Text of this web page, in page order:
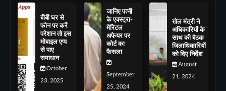
बीबी घर से
फोन पर करें
परेशान तो इस
मोबाइल एप्प
से पाए
समाधान
October
23, 2025
जानिए पत्नी
के एक्स्ट्रा-
मैरिटल
अफेयर पर
कोर्ट का
फैसला
September
25, 2024
खेल मंत्री ने
अधिकारियों के
साथ की बैठक
जिलाधिकारियों
को दिए निर्देश
August
21, 2024